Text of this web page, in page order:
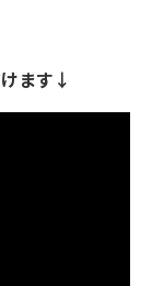
ます↓